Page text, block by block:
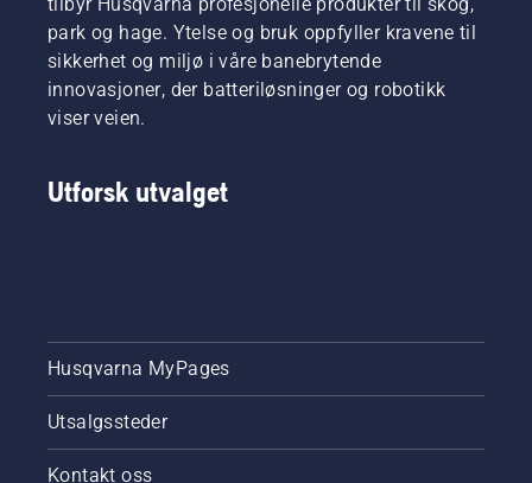
park og hage. Ytelse og bruk oppfyller kravene til
sikkerhet og miljø i våre banebrytende
innovasjoner, der batteriløsninger og robotikk
viser veien.
Utforsk utvalget
Husqvarna MyPages
Utsalgssteder
Kontakt oss